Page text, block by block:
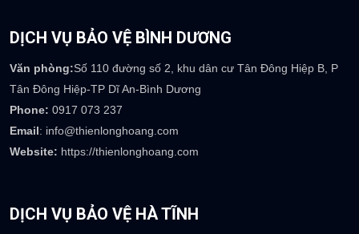
Văn phòng: Biệt thự M2-L7, KĐT Dương Nội, Hà Đông, Hà Nội
Phone:
0922 236 777
Email: info@thienlonghoang.com
Website:https://thienlonghoang.com
DỊCH VỤ BẢO VỆ BÌNH DƯƠNG
Tân Đông Hiệp-TP Dĩ An-Bình Dương
Phone:
0917 073 237